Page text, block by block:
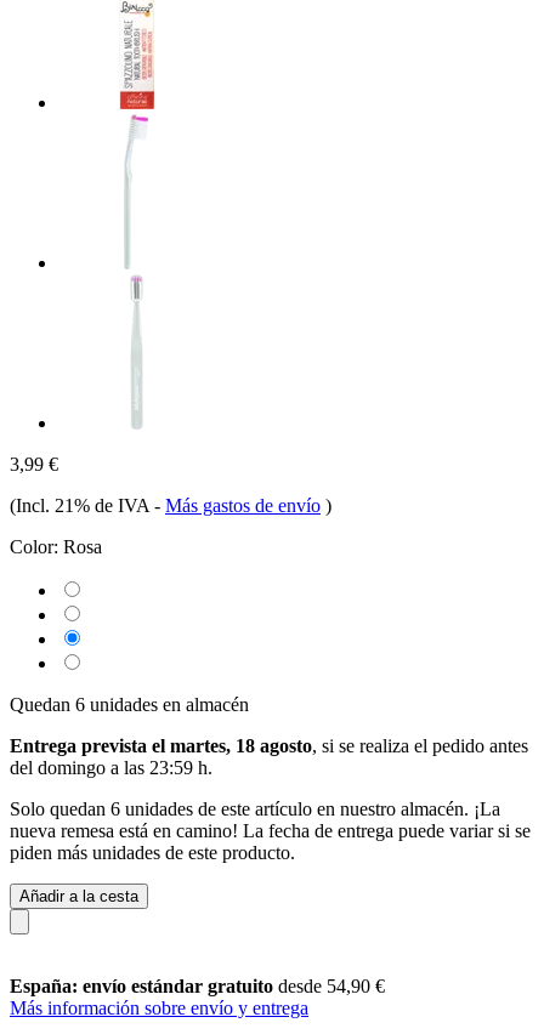
3,99 €
(Incl. 21% de IVA - Más gastos de envío )
Color: Rosa
Quedan 6 unidades en almacén
Entrega prevista el martes, 18 agosto, si se realiza el pedido antes
del domingo a las 23:59 h.
Solo quedan 6 unidades de este artículo en nuestro almacén. ¡La
nueva remesa está en camino! La fecha de entrega puede variar si se
piden más unidades de este producto.
Añadir a la cesta
España: envío estándar gratuito desde 54,90 €
Más información sobre envío y entrega